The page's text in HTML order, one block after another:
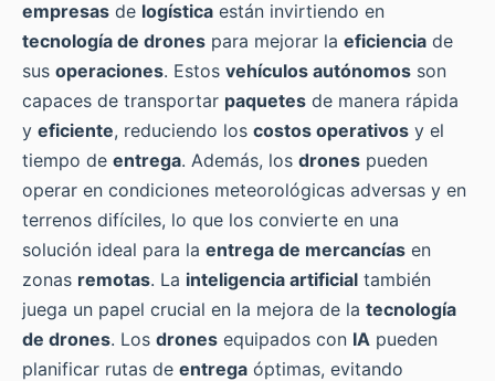
empresas de logística están invirtiendo en
tecnología de drones para mejorar la eficiencia de
sus operaciones. Estos vehículos autónomos son
capaces de transportar paquetes de manera rápida
y eficiente, reduciendo los costos operativos y el
tiempo de entrega. Además, los drones pueden
operar en condiciones meteorológicas adversas y en
terrenos difíciles, lo que los convierte en una
solución ideal para la entrega de mercancías en
zonas remotas. La inteligencia artificial también
juega un papel crucial en la mejora de la tecnología
de drones. Los drones equipados con IA pueden
planificar rutas de entrega óptimas, evitando